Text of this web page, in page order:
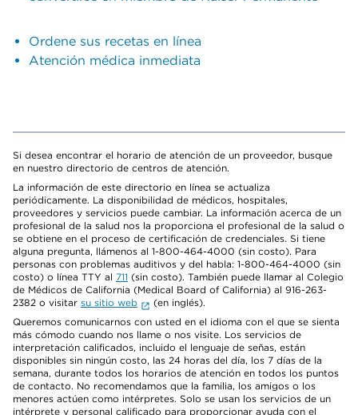
Ordene sus recetas en línea
Atención médica inmediata
Si desea encontrar el horario de atención de un proveedor, busque
en nuestro directorio de centros de atención.
La información de este directorio en línea se actualiza
periódicamente. La disponibilidad de médicos, hospitales,
proveedores y servicios puede cambiar. La información acerca de un
profesional de la salud nos la proporciona el profesional de la salud o
se obtiene en el proceso de certificación de credenciales. Si tiene
alguna pregunta, llámenos al 1-800-464-4000 (sin costo). Para
personas con problemas auditivos y del habla: 1-800-464-4000 (sin
costo) o línea TTY al 711 (sin costo). También puede llamar al Colegio
de Médicos de California (Medical Board of California) al 916-263-
2382 o visitar su sitio web
(en inglés).
Queremos comunicarnos con usted en el idioma con el que se sienta
más cómodo cuando nos llame o nos visite. Los servicios de
interpretación calificados, incluido el lenguaje de señas, están
disponibles sin ningún costo, las 24 horas del día, los 7 días de la
semana, durante todos los horarios de atención en todos los puntos
de contacto. No recomendamos que la familia, los amigos o los
menores actúen como intérpretes. Solo se usan los servicios de un
intérprete y personal calificado para proporcionar ayuda con el